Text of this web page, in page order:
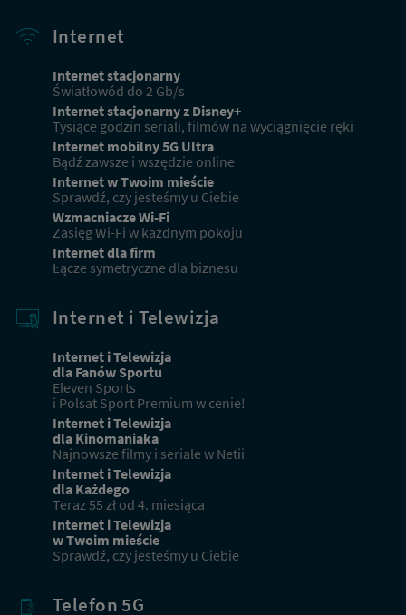
Internet
Internet stacjonarny
Światłowód do 2 Gb/s
Internet stacjonarny z Disney+
Tysiące godzin seriali, filmów na wyciągnięcie ręki
Internet mobilny 5G Ultra
Bądź zawsze i wszędzie online
Internet w Twoim mieście
Sprawdź, czy jesteśmy u Ciebie
Wzmacniacze Wi-Fi
Zasięg Wi-Fi w każdnym pokoju
Internet dla firm
Łącze symetryczne dla biznesu
Internet i Telewizja
Internet i Telewizja
dla Fanów Sportu
Eleven Sports
i Polsat Sport Premium w cenie!
Internet i Telewizja
dla Kinomaniaka
Najnowsze filmy i seriale w Netii
Internet i Telewizja
dla Każdego
Teraz 55 zł od 4. miesiąca
Internet i Telewizja
w Twoim mieście
Sprawdź, czy jesteśmy u Ciebie
Telefon 5G